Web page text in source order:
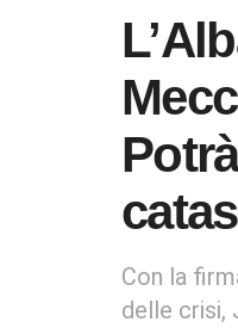
Con la
delle crisi,